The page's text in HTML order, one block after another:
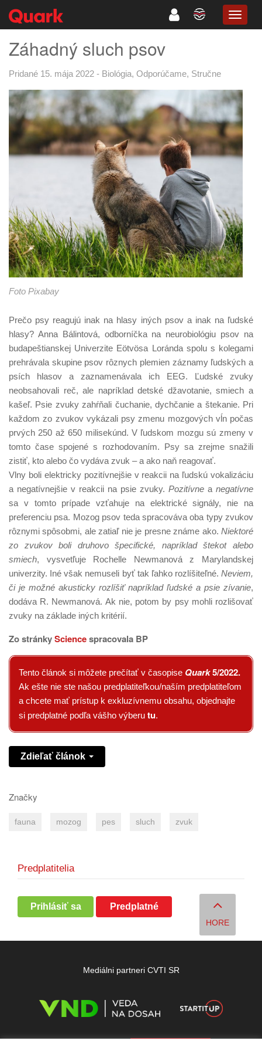
Záhadný sluch psov
Pridané 15. mája 2022 - Biológia, Odporúčame, Stručne
Foto Pixabay
Prečo psy reagujú inak na hlasy iných psov a inak na ľudské
hlasy? Anna Bálintová, odborníčka na neurobiológiu psov na
budapeštianskej Univerzite Eötvösa Loránda spolu s kolegami
prehrávala skupine psov rôznych plemien záznamy ľudských a
psích hlasov a zaznamenávala ich EEG. Ľudské zvuky
neobsahovali reč, ale napríklad detské džavotanie, smiech a
kašeľ. Psie zvuky zahŕňali čuchanie, dychčanie a štekanie. Pri
každom zo zvukov vykázali psy zmenu mozgových vĺn počas
prvých 250 až 650 milisekúnd. V ľudskom mozgu sú zmeny v
tomto čase spojené s rozhodovaním. Psy sa zrejme snažili
zistiť, kto alebo čo vydáva zvuk – a ako naň reagovať.
Vlny boli elektricky pozitívnejšie v reakcii na ľudskú vokalizáciu
a negatívnejšie v reakcii na psie zvuky. Pozitívne a negatívne
sa v tomto prípade vzťahuje na elektrické signály, nie na
preferenciu psa. Mozog psov teda spracováva oba typy zvukov
rôznymi spôsobmi, ale zatiaľ nie je presne známe ako. Niektoré
zo zvukov boli druhovo špecifické, napríklad štekot alebo
smiech, vysvetľuje Rochelle Newmanová z Marylandskej
univerzity. Iné však nemuseli byť tak ľahko rozlíšiteľné. Neviem,
či je možné akusticky rozlíšiť napríklad ľudské a psie zívanie,
dodáva R. Newmanová. Ak nie, potom by psy mohli rozlišovať
zvuky na základe iných kritérií.
Zo stránkySciencespracovala BP
Tento článok si môžete prečítať v časopise Quark5/2022.
Ak ešte nie ste našou predplatiteľkou/naším predplatiteľom
a chcete mať prístup k exkluzívnemu obsahu, objednajte
si predplatné podľa vášho výberu tu.
Zdieľať článok
Značky
fauna mozog pes sluch zvuk
Predplatitelia
Prihlásiť sa Predplatné
HORE
Mediálni partneri CVTI SR